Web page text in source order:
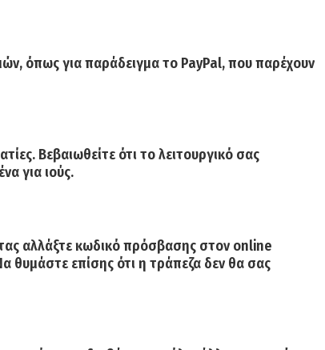
όπως για παράδειγμα το PayPal, που παρέχουν
Βεβαιωθείτε ότι το λειτουργικό σας
για ιούς.
αλλάξτε κωδικό πρόσβασης στον online
θυμάστε επίσης ότι η τράπεζα δεν θα σας